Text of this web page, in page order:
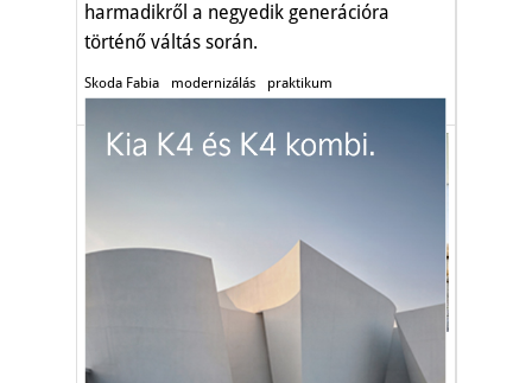
harmadikről a negyedik generációra
történő váltás során.
Skoda Fabia modernizálás praktikum
Felújították az 1950-es évek